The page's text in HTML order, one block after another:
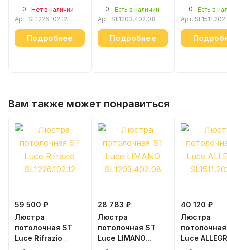
SL1226.102.12
0
Нет в наличии
Арт. SL1226.102.12
Подробнее
SL1203.402.08
0
Есть в наличии
Арт. SL1203.402.08
Подробнее
0
Есть в
Арт.
Вам также может понравиться
59 500 ₽
Люстра
потолочная ST
Luce Rifrazio
28 783 ₽
Люстра
потолочная ST
Luce LIMANO
40 120 ₽
Люстра
Luce